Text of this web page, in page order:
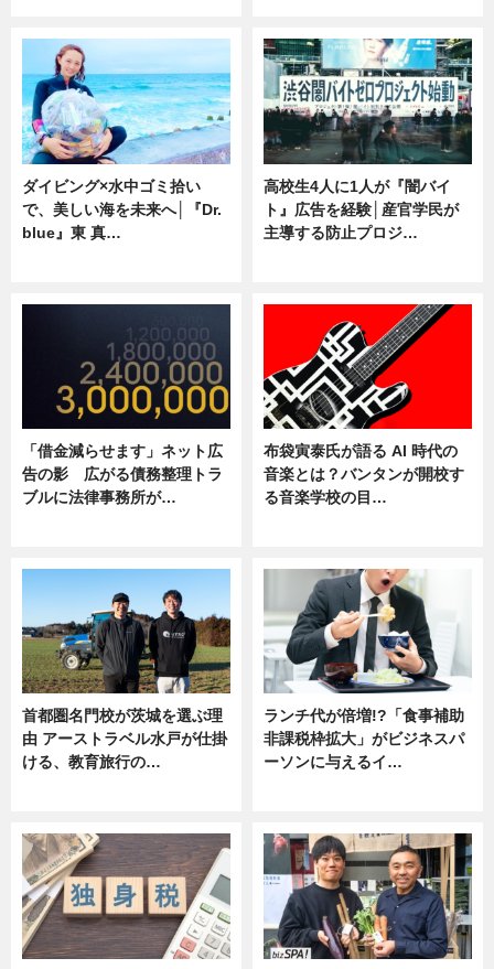
ダイビング×水中ゴミ拾い
で、美しい海を未来へ│『Dr.
blue』東 真…
高校生4人に1人が『闇バイ
ト』広告を経験│産官学民が
主導する防止プロジ…
「借金減らせます」ネット広
告の影 広がる債務整理トラ
ブルに法律事務所が…
布袋寅泰氏が語る AI 時代の
音楽とは？バンタンが開校す
る音楽学校の目…
首都圏名門校が茨城を選ぶ理
由 アーストラベル水戸が仕掛
ける、教育旅行の…
ランチ代が倍増!?「食事補助
非課税枠拡大」がビジネスパ
ーソンに与えるイ…